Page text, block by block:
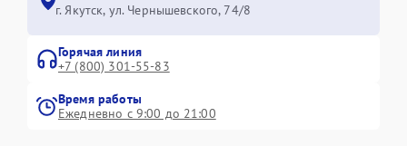
г. Якутск, ул. Чернышевского, 74/8
Горячая линия
+7 (800) 301-55-83
Время работы
Ежедневно с 9:00 до 21:00